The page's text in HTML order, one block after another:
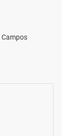
Campos